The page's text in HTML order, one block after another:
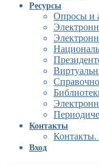
Ресурсы
Опросы и
Контакты
Контакты.
Вход